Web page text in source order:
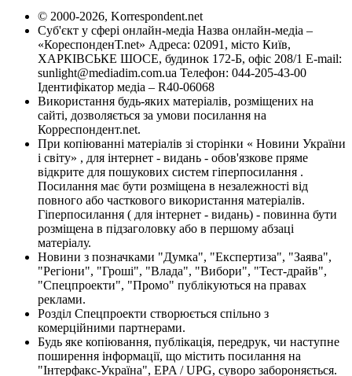
© 2000-2026, Korrespondent.net
Суб'єкт у сфері онлайн-медіа Назва онлайн-медіа –
«КореспонденТ.net» Адреса: 02091, місто Київ,
ХАРКІВСЬКЕ ШОСЕ, будинок 172-Б, офіс 208/1 E-mail:
sunlight@mediadim.com.ua Телефон: 044-205-43-00
Ідентифікатор медіа – R40-06068
Використання будь-яких матеріалів, розміщених на
сайті, дозволяється за умови посилання на
Корреспондент.net.
При копіюванні матеріалів зі сторінки « Новини України
і світу» , для інтернет - видань - обов'язкове пряме
відкрите для пошукових систем гіперпосилання .
Посилання має бути розміщена в незалежності від
повного або часткового використання матеріалів.
Гіперпосилання ( для інтернет - видань) - повинна бути
розміщена в підзаголовку або в першому абзаці
матеріалу.
Новини з позначками "Думка", "Експертиза", "Заява",
"Регіони", "Гроші", "Влада", "Вибори", "Тест-драйв",
"Спецпроекти", "Промо" публікуються на правах
реклами.
Розділ Спецпроекти створюється спільно з
комерційними партнерами.
Будь яке копіювання, публікація, передрук, чи наступне
поширення інформації, що містить посилання на
"Інтерфакс-Україна", EPA / UPG, суворо забороняється.